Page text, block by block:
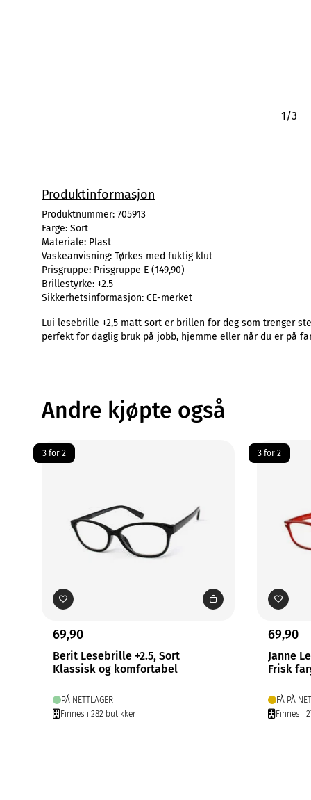
1/3
Produktinformasjon
Produktnummer: 705913
Farge: Sort
Materiale: Plast
Vaskeanvisning: Tørkes med fuktig klut
Prisgruppe: Prisgruppe E (149,90)
Brillestyrke: +2.5
Sikkerhetsinformasjon: CE-merket
Lui lesebrille +2,5 matt sort er brillen for deg som trenger
perfekt for daglig bruk på jobb, hjemme eller når du er på
Andre kjøpte også
3 for 2
69,90
Berit Lesebrille +2.5, Sort
Klassisk og komfortabel
PÅ NETTLAGER
Finnes i 282 butikker
3 for 2
69,90
Janne
Frisk
FÅ PÅ
Finnes i